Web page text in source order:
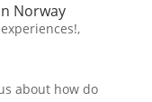
Norway
,
about how do